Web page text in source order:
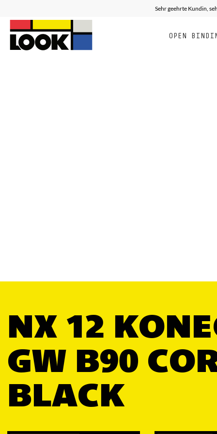
Sehr geehrte Kundin,
OPEN
NX 12
GW B90
BLACK